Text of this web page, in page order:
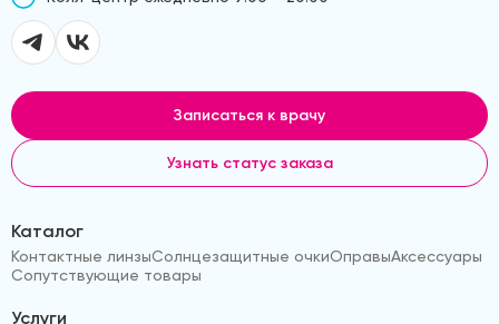
Записаться к врачу
Узнать статус заказа
Каталог
Контактные линзыСолнцезащитные очкиОправыАксессуары
Сопутствующие товары
Услуги